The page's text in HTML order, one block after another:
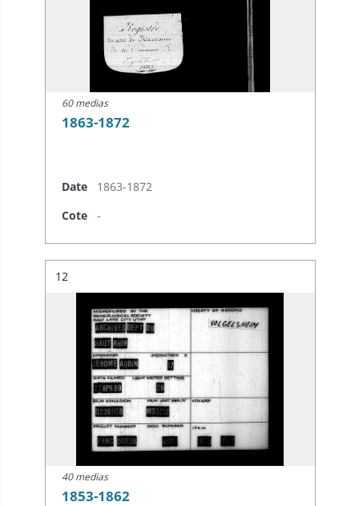
60 medias
1863-1872
Date
1863-1872
Cote
-
Résultat n°
12
40 medias
1853-1862